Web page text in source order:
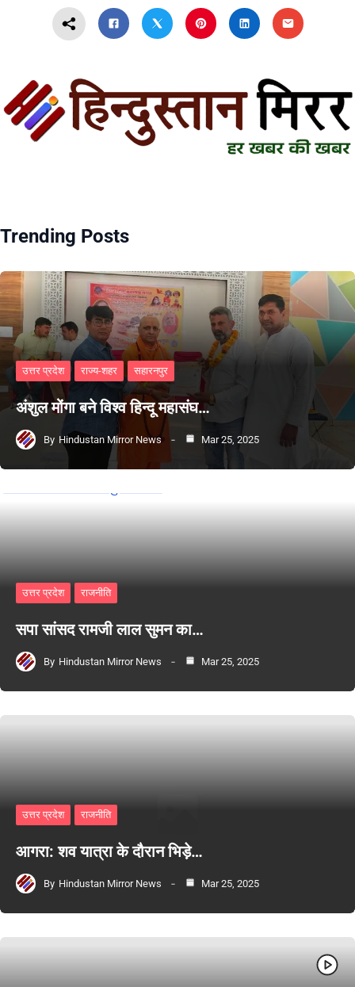
Trending Posts
उत्तर प्रदेश राज्य-शहर सहारनपुर
अंशुल मोंगा बने विश्व हिन्दू महासंघ…
By Hindustan Mirror News Mar 25, 2025
उत्तर प्रदेश राजनीति
सपा सांसद रामजी लाल सुमन का…
By Hindustan Mirror News Mar 25, 2025
उत्तर प्रदेश राजनीति
आगरा: शव यात्रा के दौरान भिड़े…
By Hindustan Mirror News Mar 25, 2025